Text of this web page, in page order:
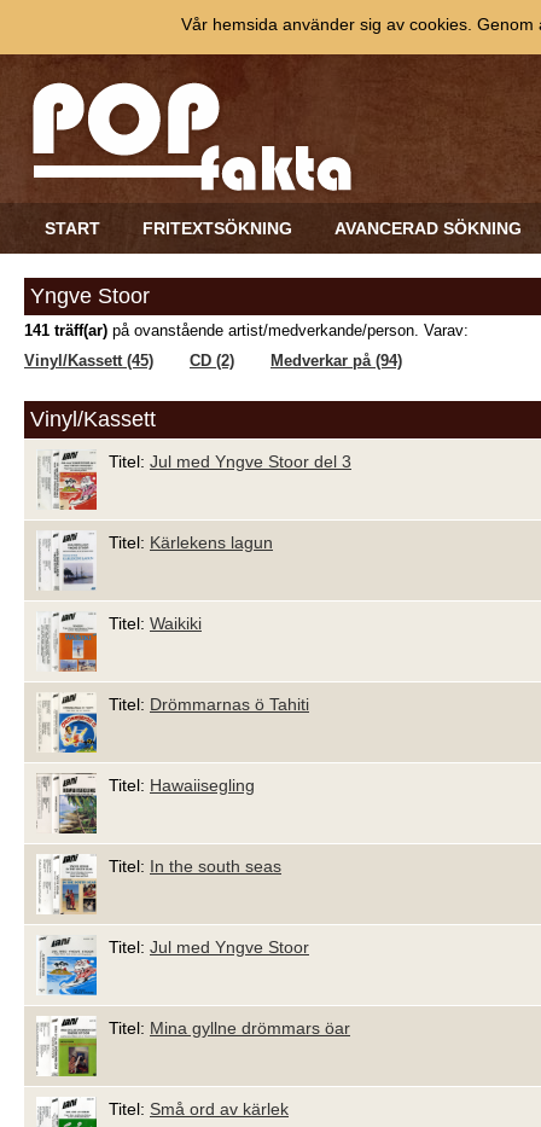
START FRITEXTSÖKNING AVANCERAD SÖKNING
Yngve Stoor
141 träff(ar) på ovanstående artist/medverkande/person. Varav:
Vinyl/Kassett (45)
CD (2) Medverkar på (94)
Vinyl/Kassett
Titel: Jul med Yngve Stoor del 3
Titel: Kärlekens lagun
Titel: Waikiki
Titel: Drömmarnas ö Tahiti
Titel: Hawaiisegling
Titel: In the south seas
Titel: Jul med Yngve Stoor
Titel: Mina gyllne drömmars öar
Titel: Små ord av kärlek
Vår hemsida använder sig av cookies.